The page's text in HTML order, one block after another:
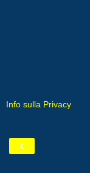
Info sulla Privacy
‹